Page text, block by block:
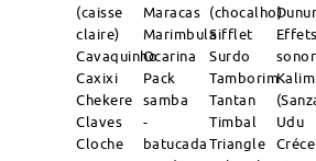
(caisse
claire)
Cavaquinho
Caxixi
Chekere
Claves
Cloche
Maracas
Marimbula
Ocarina
Pack
samba
-
batucada
(chocalho)
Sifflet
Surdo
Tamborim
Tantan
Timbal
Triangle
Effets
Udu